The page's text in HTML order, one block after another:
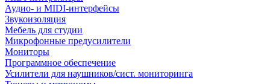
Аудио- и MIDI-интерфейсы
Звукоизоляция
Мебель для студии
Микрофонные предусилители
Мониторы
Программное обеспечение
Усилители для наушников/сист. мониторинга